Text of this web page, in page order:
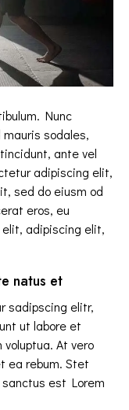
Nunc
sodales,
ante vel
adipiscing elit,
sed do eiusm od
eros, eu
adipiscing elit,
natus et
sadipscing elitr,
ut labore et
At vero
ea rebum. Stet
est Lorem